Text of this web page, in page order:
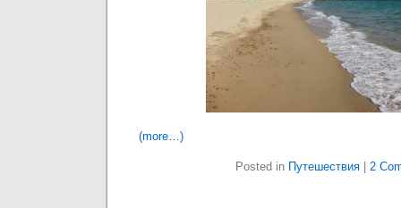
(more…)
Posted in Путешествия| 2